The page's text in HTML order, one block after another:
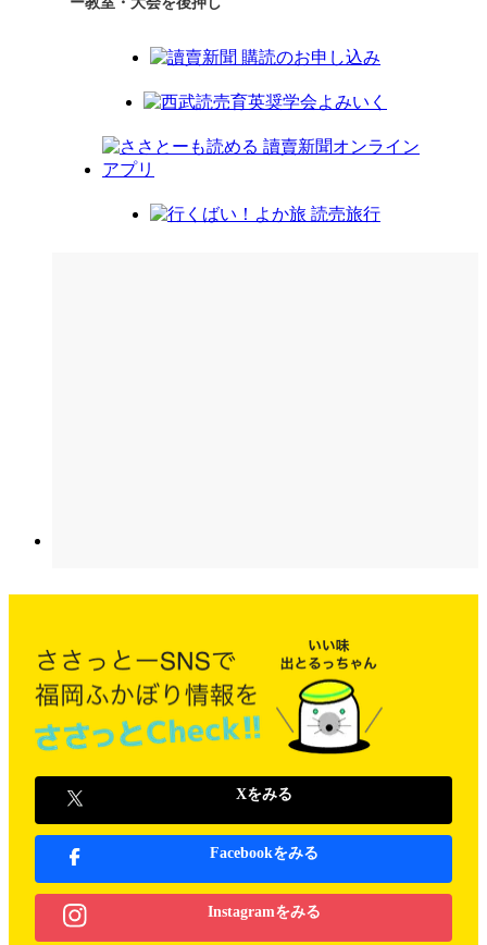
Xをみる
Facebookをみる
Instagramをみる